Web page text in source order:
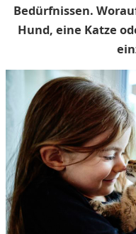
Bedürfnissen.
Hund, eine Katze